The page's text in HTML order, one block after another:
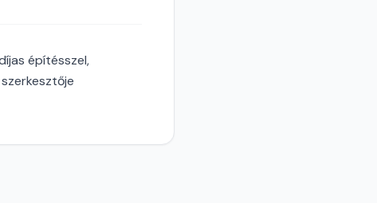
építésszel,